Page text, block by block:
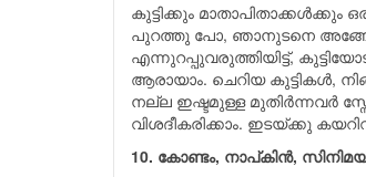
കുട്ടിക്കും
പുറത്തു പോ, ഞാനുടനെ
എന്നുറപ്പുവരുത്തിയിട്ട്,
ആരായാം. ചെറിയ കുട്ടികള്‍,
നല്ല ഇഷ്ടമുള്ള മുതിര്‍ന്നവര്‍
വിശദീകരിക്കാം. ഇടയ്ക്കു
10. കോണ്ടം, നാപ്കിൻ,